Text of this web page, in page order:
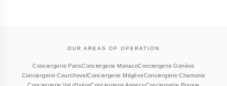
OUR AREAS OF OPERATION
Conciergerie ParisConciergerie MonacoConciergerie Genève
Conciergerie CourchevelConciergerie MégèveConciergerie Chamonix